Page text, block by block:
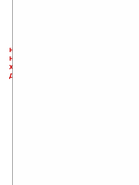
не забывайте, что если Вы не
настроить и с ней разобраться
характера менеджеры разделов
давать всем не успевают